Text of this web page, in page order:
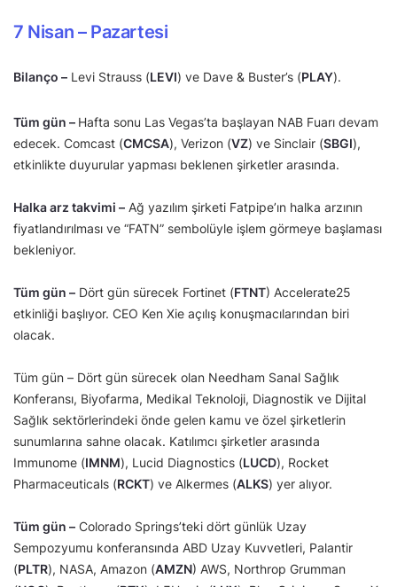
7 Nisan – Pazartesi
Bilanço – Levi Strauss (LEVI) ve Dave & Buster’s (PLAY).
Tüm gün – Hafta sonu Las Vegas’ta başlayan NAB Fuarı devam
edecek. Comcast (CMCSA), Verizon (VZ) ve Sinclair (SBGI),
etkinlikte duyurular yapması beklenen şirketler arasında.
Halka arz takvimi – Ağ yazılım şirketi Fatpipe’ın halka arzının
fiyatlandırılması ve “FATN” sembolüyle işlem görmeye başlaması
bekleniyor.
Tüm gün – Dört gün sürecek Fortinet (FTNT) Accelerate25
etkinliği başlıyor. CEO Ken Xie açılış konuşmacılarından biri
olacak.
Tüm gün – Dört gün sürecek olan Needham Sanal Sağlık
Konferansı, Biyofarma, Medikal Teknoloji, Diagnostik ve Dijital
Sağlık sektörlerindeki önde gelen kamu ve özel şirketlerin
sunumlarına sahne olacak. Katılımcı şirketler arasında
Immunome (IMNM), Lucid Diagnostics (LUCD), Rocket
Pharmaceuticals (RCKT) ve Alkermes (ALKS) yer alıyor.
Tüm gün – Colorado Springs’teki dört günlük Uzay
Sempozyumu konferansında ABD Uzay Kuvvetleri, Palantir
(PLTR), NASA, Amazon (AMZN) AWS, Northrop Grumman